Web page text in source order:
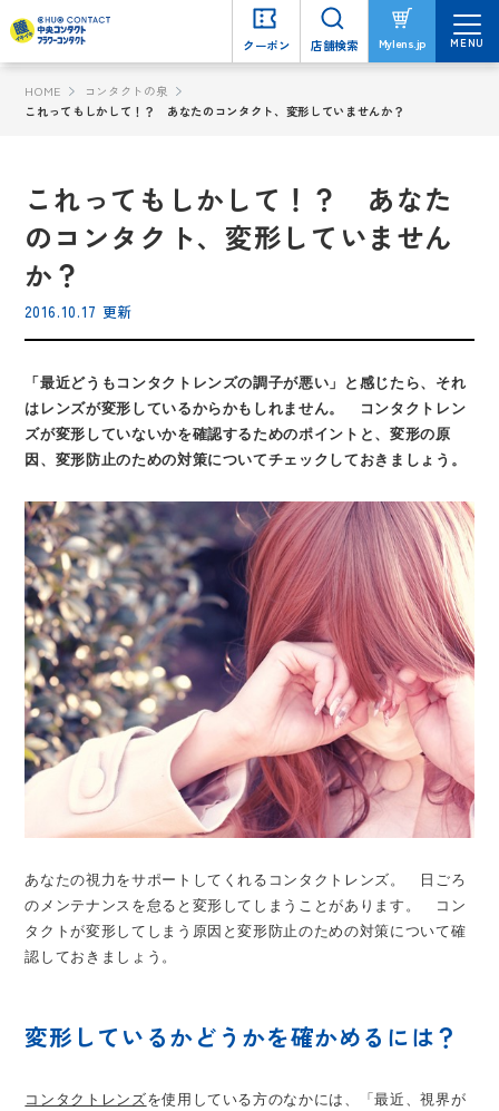
クーポン 店舗検索 Mylens.jp MENU
HOME
コンタクトの泉
これってもしかして！？ あなたのコンタクト、変形していませんか？
これってもしかして！？ あなた
のコンタクト、変形していません
か？
2016.10.17 更新
「最近どうもコンタクトレンズの調子が悪い」と感じたら、それ
はレンズが変形しているからかもしれません。 コンタクトレン
ズが変形していないかを確認するためのポイントと、変形の原
因、変形防止のための対策についてチェックしておきましょう。
あなたの視力をサポートしてくれるコンタクトレンズ。 日ごろ
のメンテナンスを怠ると変形してしまうことがあります。 コン
タクトが変形してしまう原因と変形防止のための対策について確
認しておきましょう。
変形しているかどうかを確かめるには？
コンタクトレンズを使用している方のなかには、「最近、視界が
クーポン 店舗検索 Mylens.jp MENU